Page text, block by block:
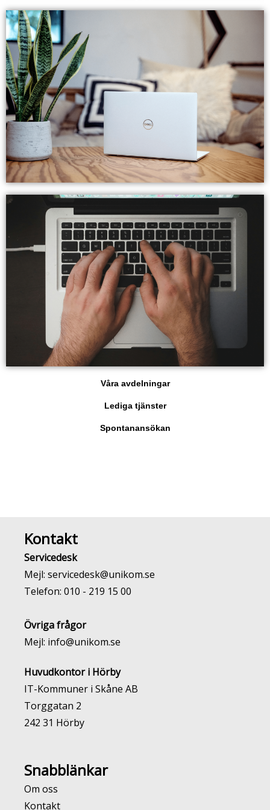
Våra avdelningar
Lediga tjänster
Spontanansökan
Kontakt
Servicedesk
Mejl: servicedesk@unikom.se
Telefon: 010 - 219 15 00
Övriga frågor
Mejl: info@unikom.se
Huvudkontor i Hörby
IT-Kommuner i Skåne AB
Torggatan 2
242 31 Hörby
Snabblänkar
Om oss
Kontakt